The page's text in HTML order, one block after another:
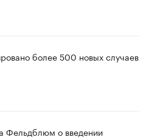
более 500 новых случаев
Фельдблюм о введении